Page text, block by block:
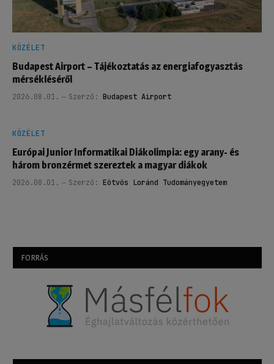
KÖZÉLET
Budapest Airport – Tájékoztatás az energiafogyasztás
mérsékléséről
2026.08.01. Szerző: Budapest Airport
KÖZÉLET
Európai Junior Informatikai Diákolimpia: egy arany- és
három bronzérmet szereztek a magyar diákok
2026.08.01. Szerző: Eötvös Loránd Tudományegyetem
FORRÁS